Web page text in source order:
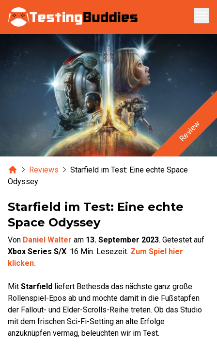
Zum Hauptinhalt springen
Review
HomeReviews
Starfield im Test: Eine echte Space
Odyssey
Starfield im Test: Eine echte
Space Odyssey
Von Daniel Walter am 13. September 2023. Getestet auf
Xbox Series S/X. 16 Min. Lesezeit. Zum Spiel hier
klicken.
Mit Starfield liefert Bethesda das nächste ganz große
Rollenspiel-Epos ab und möchte damit in die Fußstapfen
der Fallout- und Elder-Scrolls-Reihe treten. Ob das Studio
mit dem frischen Sci-Fi-Setting an alte Erfolge
anzuknüpfen vermag, beleuchten wir im Test.